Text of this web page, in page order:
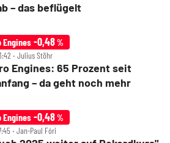
– das beflügelt
Engines -0,48%
‧ Julius Stöhr
Engines: 65 Prozent seit
– da geht noch mehr
Engines -0,48%
‧ Jan-Paul Fóri